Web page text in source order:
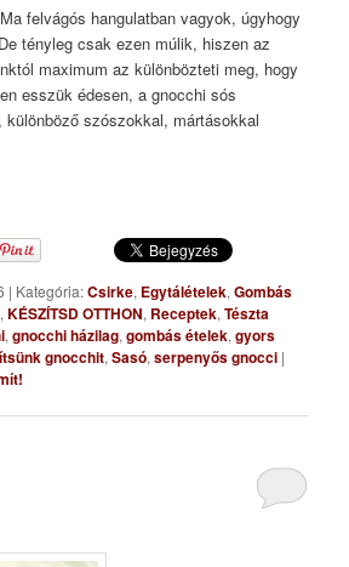
felvágós hangulatban vagyok, úgyhogy
tényleg csak ezen múlik, hiszen az
maximum az különbözteti meg, hogy
esszük édesen, a gnocchi sós
szószokkal, mártásokkal
| Kategória:Csirke, Egytálételek,Gombás
,KÉSZÍTSD OTTHON, Receptek,Tészta
,gnocchi házilag,gombás ételek,gyors
gnocchit,Sasó,serpenyős gnocci |